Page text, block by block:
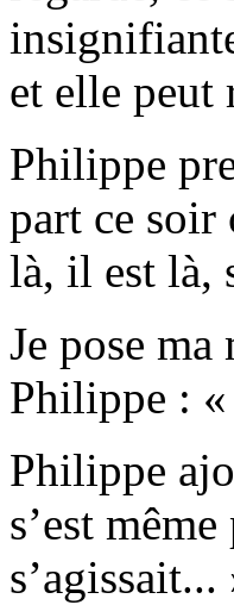
et elle peut
Philippe
part ce soir
là, il est là,
Je pose
Philippe :
Philippe
s’est
s’agissait...